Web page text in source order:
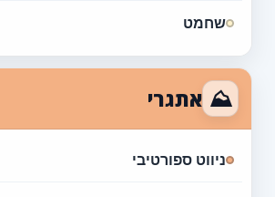
שחמט
⛰ אתגרי
ניווט ספורטיבי